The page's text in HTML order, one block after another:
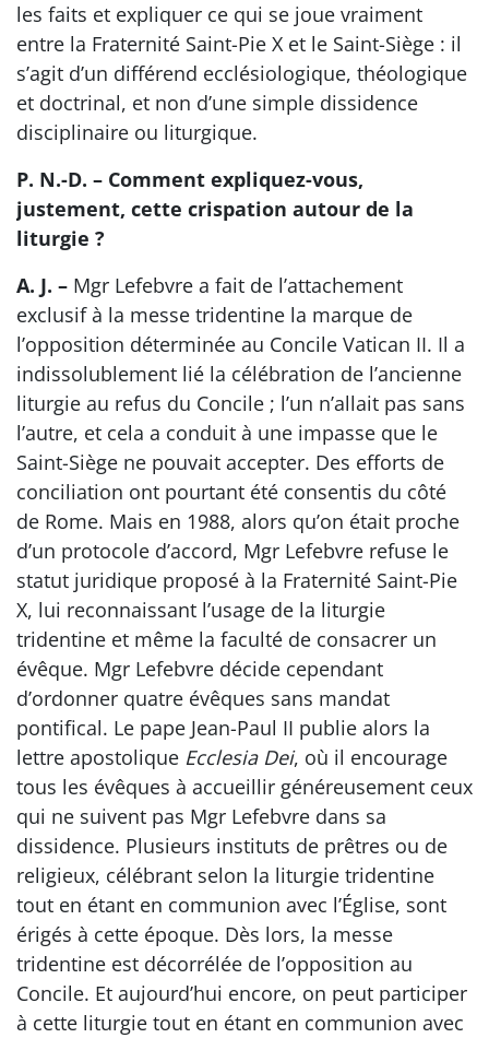
les faits et expliquer ce qui se joue vraiment
entre la Fraternité Saint-Pie X et le Saint-Siège : il
s’agit d’un différend ecclésiologique, théologique
et doctrinal, et non d’une simple dissidence
disciplinaire ou liturgique.
P. N.-D. – Comment expliquez-vous,
justement, cette crispation autour de la
liturgie ?
A. J. – Mgr Lefebvre a fait de l’attachement
exclusif à la messe tridentine la marque de
l’opposition déterminée au Concile Vatican II. Il a
indissolublement lié la célébration de l’ancienne
liturgie au refus du Concile ; l’un n’allait pas sans
l’autre, et cela a conduit à une impasse que le
Saint-Siège ne pouvait accepter. Des efforts de
conciliation ont pourtant été consentis du côté
de Rome. Mais en 1988, alors qu’on était proche
d’un protocole d’accord, Mgr Lefebvre refuse le
statut juridique proposé à la Fraternité Saint-Pie
X, lui reconnaissant l’usage de la liturgie
tridentine et même la faculté de consacrer un
évêque. Mgr Lefebvre décide cependant
d’ordonner quatre évêques sans mandat
pontifical. Le pape Jean-Paul II publie alors la
lettre apostolique Ecclesia Dei, où il encourage
tous les évêques à accueillir généreusement ceux
qui ne suivent pas Mgr Lefebvre dans sa
dissidence. Plusieurs instituts de prêtres ou de
religieux, célébrant selon la liturgie tridentine
tout en étant en communion avec l’Église, sont
érigés à cette époque. Dès lors, la messe
tridentine est décorrélée de l’opposition au
Concile. Et aujourd’hui encore, on peut participer
à cette liturgie tout en étant en communion avec